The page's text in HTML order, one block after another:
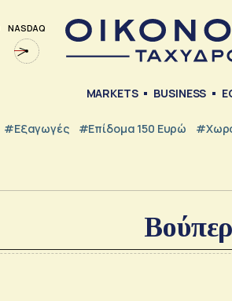
NASDAQ
MARKETS BUSINESS
#εξαγωγές #Επίδομα 150 Ευρώ